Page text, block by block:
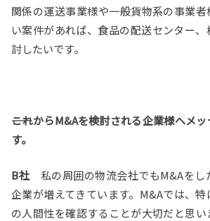
関係の運送事業様や一般貨物系の事業者
い案件があれば、食品の配送センター
討したいです。
――これからM&Aを検討される企業様へメ
す。
B社 私の周囲の物流会社でもM&Aをし
企業が増えてきています。M&Aでは、
の人間性を確認することが大切だと思